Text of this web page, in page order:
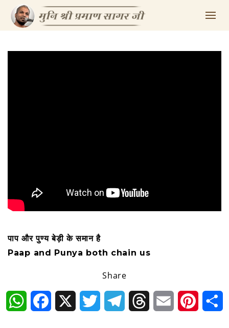
पाप और पुण्य बेड़ी के समान है
Paap and Punya both chain us
Share
WhatsAppFacebook Twitter TelegramThreadsEmail